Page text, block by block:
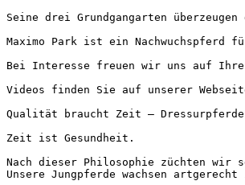
Seine drei Grundgangarten
Maximo Park ist ein
Bei Interesse freuen wir uns auf Ihre
Videos finden Sie auf unserer
Qualität braucht Zeit – Dressurpferde
Zeit ist Gesundheit.
Nach dieser Philosophie züchten
Unsere Jungpferde wachsen